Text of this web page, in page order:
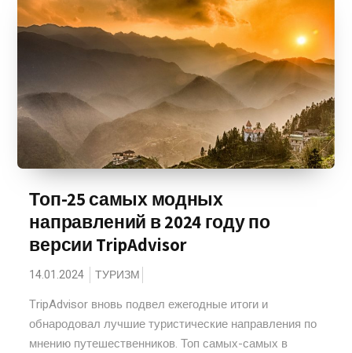
Топ-25 самых модных
направлений в 2024 году по
версии TripAdvisor
14.01.2024 ТУРИЗМ
TripAdvisor вновь подвел ежегодные итоги и
обнародовал лучшие туристические направления по
мнению путешественников. Топ самых-самых в